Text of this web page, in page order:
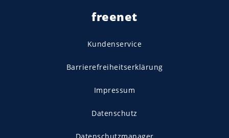
freenet
Kundenservice
Barrierefreiheitserklärung
Impressum
Datenschutz
Datenschutzmanager